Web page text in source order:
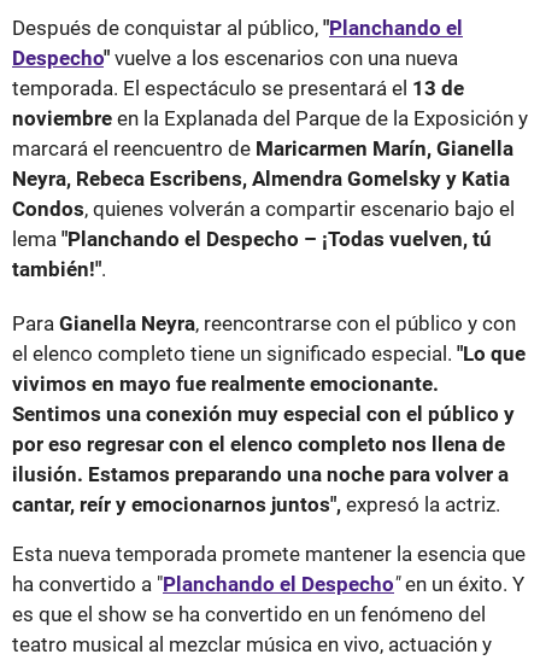
Después de conquistar al público, "Planchando el
Despecho" vuelve a los escenarios con una nueva
temporada. El espectáculo se presentará el 13 de
noviembre en la Explanada del Parque de la Exposición y
marcará el reencuentro de Maricarmen Marín, Gianella
Neyra, Rebeca Escribens, Almendra Gomelsky y Katia
Condos, quienes volverán a compartir escenario bajo el
lema "Planchando el Despecho – ¡Todas vuelven, tú
también!".
Para Gianella Neyra, reencontrarse con el público y con
el elenco completo tiene un significado especial. "Lo que
vivimos en mayo fue realmente emocionante.
Sentimos una conexión muy especial con el público y
por eso regresar con el elenco completo nos llena de
ilusión. Estamos preparando una noche para volver a
cantar, reír y emocionarnos juntos", expresó la actriz.
Esta nueva temporada promete mantener la esencia que
ha convertido a "Planchando el Despecho"en un éxito. Y
es que el show se ha convertido en un fenómeno del
teatro musical al mezclar música en vivo, actuación y